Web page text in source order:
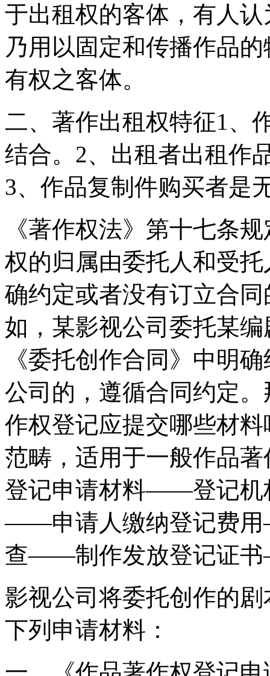
于出租权的客体，有人
乃用以固定和传播作品
有权之客体。
二、著作出租权特征1、
结合。2、出租者出租作
3、作品复制件购买者是
《著作权法》第十七条
权的归属由委托人和受
确约定或者没有订立合
如，某影视公司委托某
《委托创作合同》中明
公司的，遵循合同约定
作权登记应提交哪些材
范畴，适用于一般作品
登记申请材料——登记
——申请人缴纳登记费
查——制作发放登记证
影视公司将委托创作的
下列申请材料：